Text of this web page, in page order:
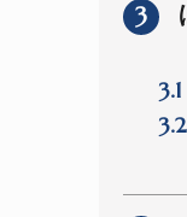
3
3.1
3.2